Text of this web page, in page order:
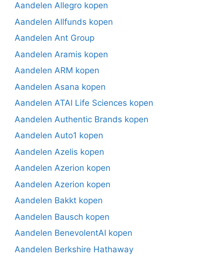
Aandelen Allegro kopen
Aandelen Allfunds kopen
Aandelen Ant Group
Aandelen Aramis kopen
Aandelen ARM kopen
Aandelen Asana kopen
Aandelen ATAI Life Sciences kopen
Aandelen Authentic Brands kopen
Aandelen Auto1 kopen
Aandelen Azelis kopen
Aandelen Azerion kopen
Aandelen Azerion kopen
Aandelen Bakkt kopen
Aandelen Bausch kopen
Aandelen BenevolentAI kopen
Aandelen Berkshire Hathaway